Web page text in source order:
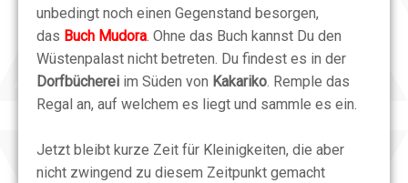
unbedingt noch einen Gegenstand besorgen,
das Buch Mudora . Ohne das Buch kannst Du den
Wüstenpalast nicht betreten. Du findest es in der
Dorfbücherei im Süden von Kakariko . Remple das
Regal an, auf welchem es liegt und sammle es ein.
Jetzt bleibt kurze Zeit für Kleinigkeiten, die aber
nicht zwingend zu diesem Zeitpunkt gemacht